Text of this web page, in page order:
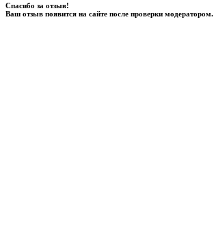
Спасибо за отзыв!
Ваш отзыв появится на сайте после проверки модератором.